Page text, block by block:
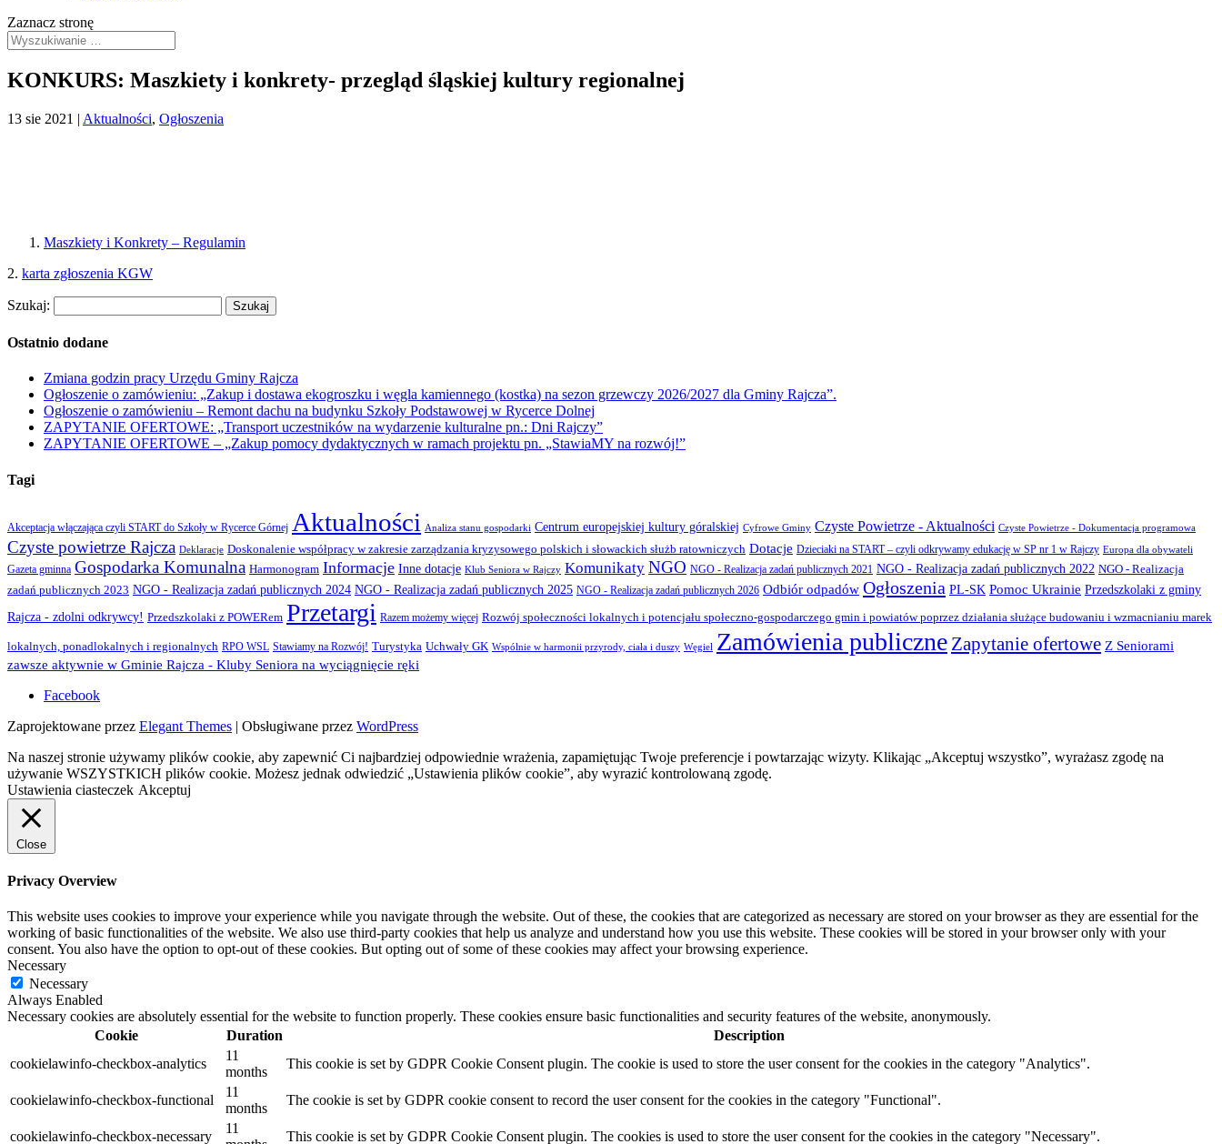
Zaznacz stronę
KONKURS: Maszkiety i konkrety- przegląd śląskiej kultury regionalnej
13 sie 2021 | Aktualności, Ogłoszenia
Maszkiety i Konkrety – Regulamin
2. karta zgłoszenia KGW
Szukaj:
Ostatnio dodane
Zmiana godzin pracy Urzędu Gminy Rajcza
Ogłoszenie o zamówieniu: „Zakup i dostawa ekogroszku i węgla kamiennego (kostka) na sezon grzewczy 2026/2027 dla Gminy Rajcza”.
Ogłoszenie o zamówieniu – Remont dachu na budynku Szkoły Podstawowej w Rycerce Dolnej
ZAPYTANIE OFERTOWE: „Transport uczestników na wydarzenie kulturalne pn.: Dni Rajczy”
ZAPYTANIE OFERTOWE – „Zakup pomocy dydaktycznych w ramach projektu pn. „StawiaMY na rozwój!”
Tagi
Akceptacja włączająca czyli START do Szkoły w Rycerce Górnej Aktualności Analiza stanu gospodarki Centrum europejskiej kultury góralskiej Cyfrowe Gminy Czyste Powietrze - Aktualności Czyste Powietrze - Dokumentacja programowa
Czyste powietrze Rajcza Deklaracje Doskonalenie współpracy w zakresie zarządzania kryzysowego polskich i słowackich służb ratowniczych Dotacje Dzieciaki na START – czyli odkrywamy edukację w SP nr 1 w Rajczy Europa dla obywateli
Gazeta gminna Gospodarka Komunalna Harmonogram Informacje Inne dotacje Klub Seniora w Rajczy Komunikaty NGO NGO - Realizacja zadań publicznych 2021 NGO - Realizacja zadań publicznych 2022 NGO - Realizacja
zadań publicznych 2023 NGO - Realizacja zadań publicznych 2024 NGO - Realizacja zadań publicznych 2025 NGO - Realizacja zadań publicznych 2026 Odbiór odpadów Ogłoszenia PL-SK Pomoc Ukrainie Przedszkolaki z gminy
Rajcza - zdolni odkrywcy! Przedszkolaki z POWERem Przetargi Razem możemy więcej Rozwój społeczności lokalnych i potencjału społeczno-gospodarczego gmin i powiatów poprzez działania służące budowaniu i wzmacnianiu marek
lokalnych, ponadlokalnych i regionalnych RPO WSL Stawiamy na Rozwój! Turystyka Uchwały GK Wspólnie w harmonii przyrody, ciała i duszy Węgiel Zamówienia publiczne Zapytanie ofertowe Z Seniorami
zawsze aktywnie w Gminie Rajcza - Kluby Seniora na wyciągnięcie ręki
Facebook
Zaprojektowane przez Elegant Themes | Obsługiwane przez WordPress
Na naszej stronie używamy plików cookie, aby zapewnić Ci najbardziej odpowiednie wrażenia, zapamiętując Twoje preferencje i powtarzając wizyty. Klikając „Akceptuj wszystko”, wyrażasz zgodę na
używanie WSZYSTKICH plików cookie. Możesz jednak odwiedzić „Ustawienia plików cookie”, aby wyrazić kontrolowaną zgodę.
Ustawienia ciasteczek Akceptuj
Close
Privacy Overview
This website uses cookies to improve your experience while you navigate through the website. Out of these, the cookies that are categorized as necessary are stored on your browser as they are essential for the
working of basic functionalities of the website. We also use third-party cookies that help us analyze and understand how you use this website. These cookies will be stored in your browser only with your
consent. You also have the option to opt-out of these cookies. But opting out of some of these cookies may affect your browsing experience.
Necessary
Necessary
Always Enabled
Necessary cookies are absolutely essential for the website to function properly. These cookies ensure basic functionalities and security features of the website, anonymously.
Cookie
Duration
Description
cookielawinfo-checkbox-analytics
11
months
This cookie is set by GDPR Cookie Consent plugin. The cookie is used to store the user consent for the cookies in the category "Analytics".
cookielawinfo-checkbox-functional
11
months
The cookie is set by GDPR cookie consent to record the user consent for the cookies in the category "Functional".
cookielawinfo-checkbox-necessary
11
This cookie is set by GDPR Cookie Consent plugin. The cookies is used to store the user consent for the cookies in the category "Necessary".